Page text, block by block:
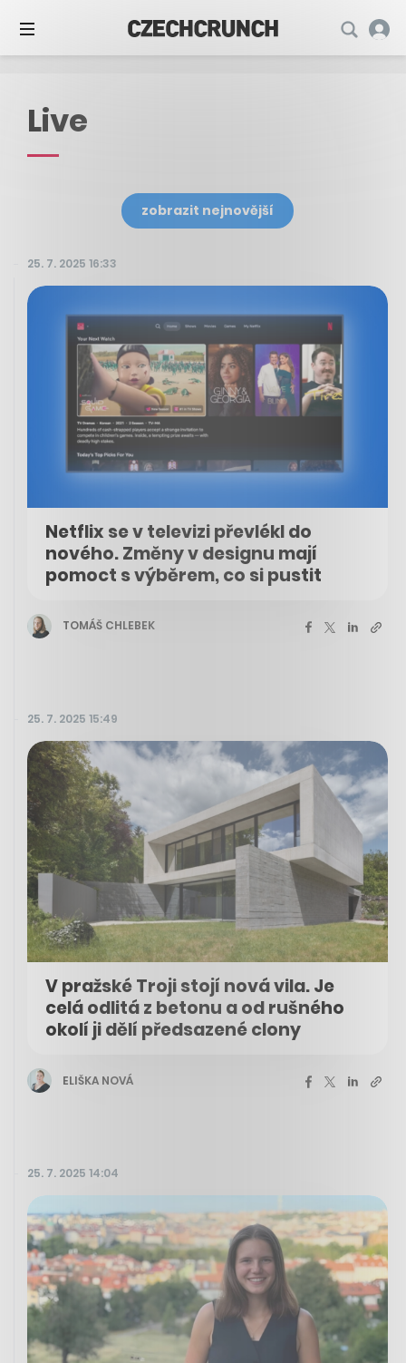
Live
zobrazit nejnovější
25. 7. 2025 16:33
Netflix se v televizi převlékl do
nového. Změny v designu mají
pomoct s výběrem, co si pustit
TOMÁŠ CHLEBEK
25. 7. 2025 15:49
V pražské Troji stojí nová vila. Je
celá odlitá z betonu a od rušného
okolí ji dělí předsazené clony
ELIŠKA NOVÁ
25. 7. 2025 14:04